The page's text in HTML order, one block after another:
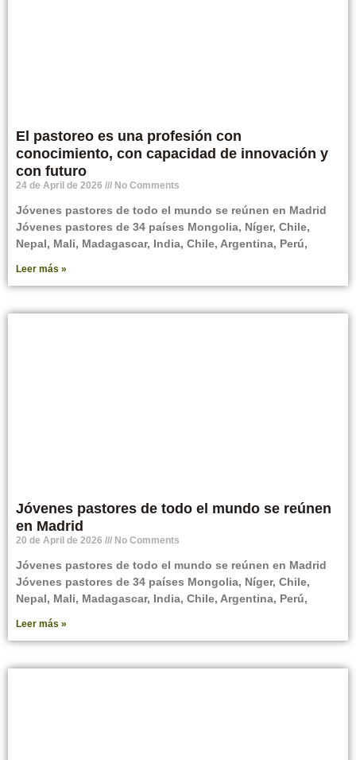
El pastoreo es una profesión con
conocimiento, con capacidad de innovación y
con futuro
24 de April de 2026 No Comments
Jóvenes pastores de todo el mundo se reúnen en Madrid
Jóvenes pastores de 34 países Mongolia, Níger, Chile,
Nepal, Mali, Madagascar, India, Chile, Argentina, Perú,
Leer más »
Jóvenes pastores de todo el mundo se reúnen
en Madrid
20 de April de 2026 No Comments
Jóvenes pastores de todo el mundo se reúnen en Madrid
Jóvenes pastores de 34 países Mongolia, Níger, Chile,
Nepal, Mali, Madagascar, India, Chile, Argentina, Perú,
Leer más »